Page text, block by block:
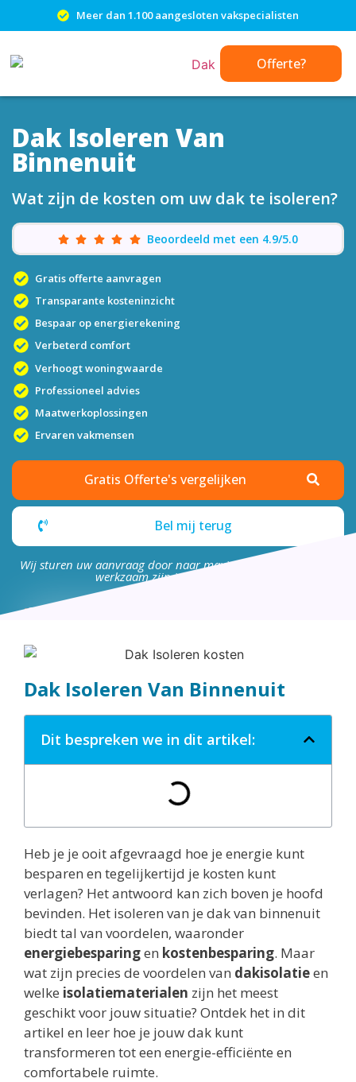
Meer dan 1.100 aangesloten vakspecialisten
Offerte?
Dak Isoleren Van
Binnenuit
Wat zijn de kosten om uw dak te isoleren?
Beoordeeld met een 4.9/5.0
Gratis offerte aanvragen
Transparante kosteninzicht
Bespaar op energierekening
Verbeterd comfort
Verhoogt woningwaarde
Professioneel advies
Maatwerkoplossingen
Ervaren vakmensen
Gratis Offerte's vergelijken
Bel mij terug
Wij sturen uw aanvraag door naar maximaal 4 bedrijven die
werkzaam zijn in uw omgeving.
Dak Isoleren Van Binnenuit
Dit bespreken we in dit artikel:
Heb je je ooit afgevraagd hoe je energie kunt
besparen en tegelijkertijd je kosten kunt
verlagen? Het antwoord kan zich boven je hoofd
bevinden. Het isoleren van je dak van binnenuit
biedt tal van voordelen, waaronder
energiebesparingen kostenbesparing. Maar
wat zijn precies de voordelen van dakisolatieen
welke isolatiematerialen zijn het meest
geschikt voor jouw situatie? Ontdek het in dit
artikel en leer hoe je jouw dak kunt
transformeren tot een energie-efficiënte en
comfortabele ruimte.